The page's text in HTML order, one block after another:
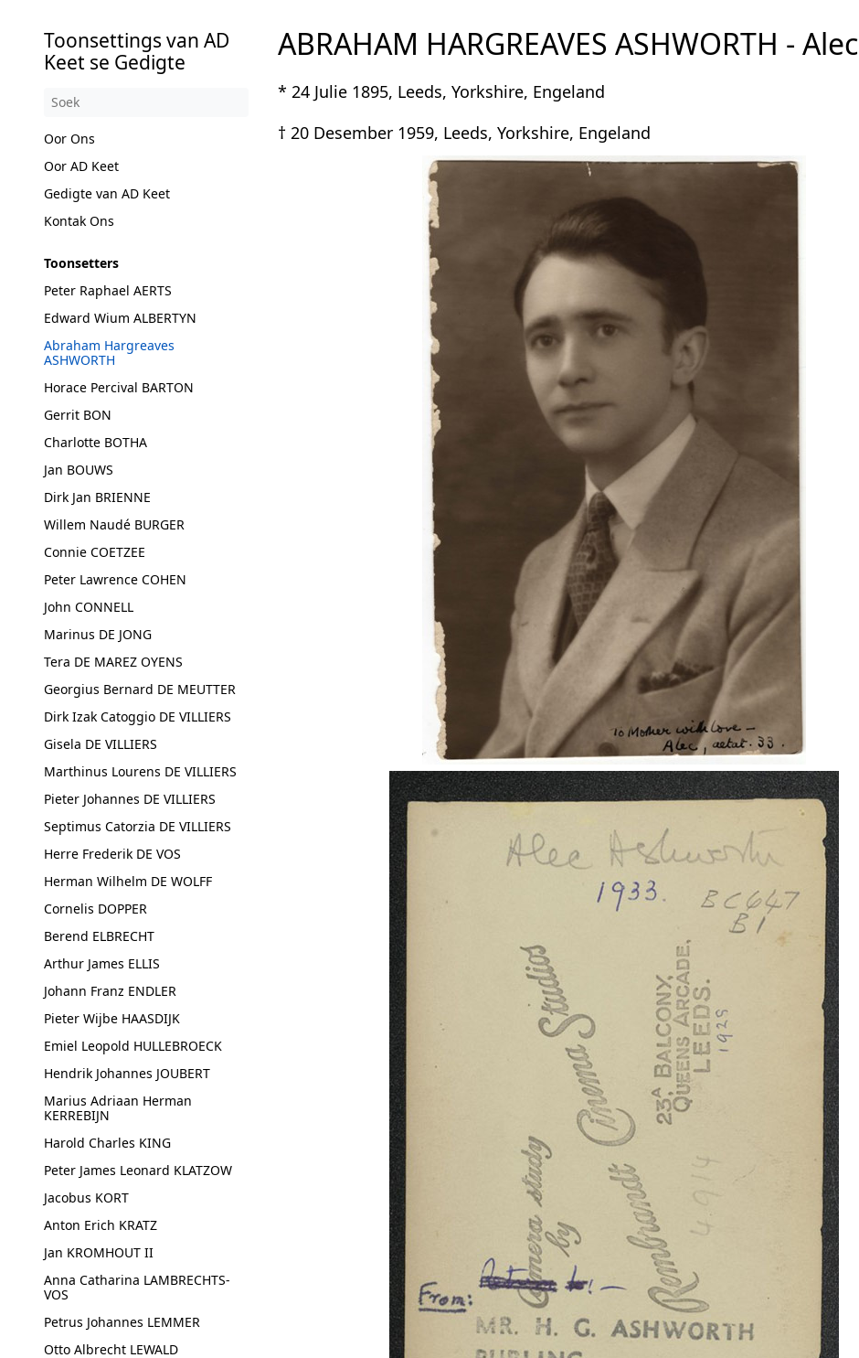
Toonsettings van AD
Keet se Gedigte
Oor Ons
Oor AD Keet
Gedigte van AD Keet
Kontak Ons
Toonsetters
Peter Raphael AERTS
Edward Wium ALBERTYN
Abraham Hargreaves
ASHWORTH
Horace Percival BARTON
Gerrit BON
Charlotte BOTHA
Jan BOUWS
Dirk Jan BRIENNE
Willem Naudé BURGER
Connie COETZEE
Peter Lawrence COHEN
John CONNELL
Marinus DE JONG
Tera DE MAREZ OYENS
Georgius Bernard DE MEUTTER
Dirk Izak Catoggio DE VILLIERS
Gisela DE VILLIERS
Marthinus Lourens DE VILLIERS
Pieter Johannes DE VILLIERS
Septimus Catorzia DE VILLIERS
Herre Frederik DE VOS
Herman Wilhelm DE WOLFF
Cornelis DOPPER
Berend ELBRECHT
Arthur James ELLIS
Johann Franz ENDLER
Pieter Wijbe HAASDIJK
Emiel Leopold HULLEBROECK
Hendrik Johannes JOUBERT
Marius Adriaan Herman
KERREBIJN
Harold Charles KING
Peter James Leonard KLATZOW
Jacobus KORT
Anton Erich KRATZ
Jan KROMHOUT II
Anna Catharina LAMBRECHTS-
VOS
Petrus Johannes LEMMER
Otto Albrecht LEWALD
ABRAHAM HARGREAVES ASHWORTH - Alec
* 24 Julie 1895, Leeds, Yorkshire, Engeland
† 20 Desember 1959, Leeds, Yorkshire, Engeland